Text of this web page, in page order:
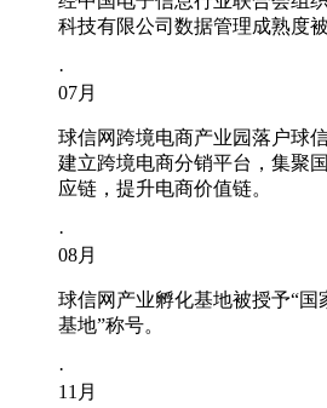
科技有限公司数据管理成熟度
·
07月
球信网跨境电商产业园落户球信网
建立跨境电商分销平台，集聚
应链，提升电商价值链。
·
08月
球信网产业孵化基地被
基地”称号。
·
11 月